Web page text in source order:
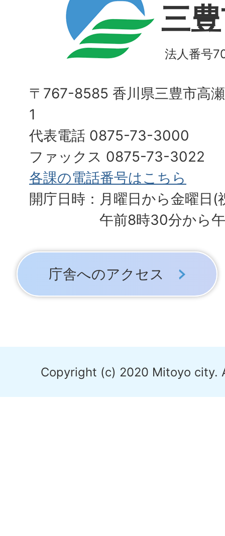
三
法人番号
〒767-8585 香川県三豊市高
1
代表電話 0875-73-3000
ファックス 0875-73-3022
各課の電話番号はこちら
開庁日時：月曜日から金曜日(
午前8時30分から
庁舎へのアクセス
Copyright (c) 2020 Mitoyo city.